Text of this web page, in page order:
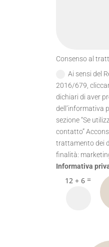
Consenso al
Ai sensi del
2016/679,
dichiari di aver
dell’informativa
sezione “Se
contatto”
trattamento dei
finalità:
Informativa
12 + 6 =